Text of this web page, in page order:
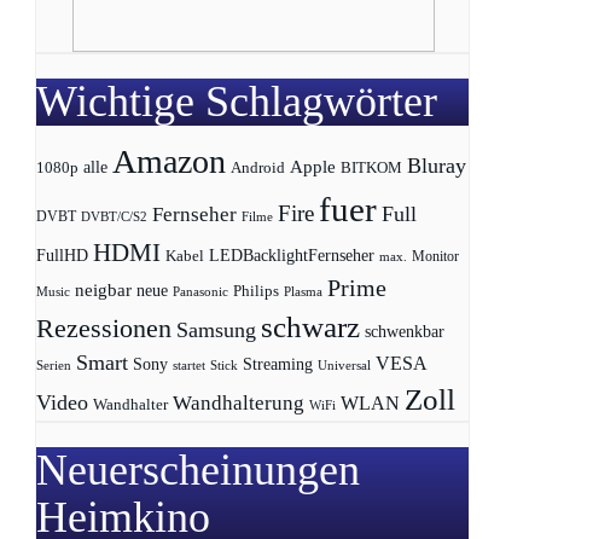
Wichtige Schlagwörter
1080p alle Amazon Android Apple BITKOM Bluray
DVBT DVBT/C/S2 Fernseher Filme Fire fuer Full
FullHD HDMI Kabel LEDBacklightFernseher max. Monitor
Music neigbar neue Panasonic Philips Plasma Prime
Rezessionen Samsung schwarz schwenkbar
Serien Smart Sony startet Stick Streaming Universal VESA
Video Wandhalter Wandhalterung WiFi WLAN Zoll
Neuerscheinungen
Heimkino